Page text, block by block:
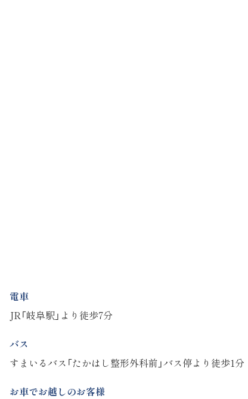
電車
JR「岐阜駅」より徒歩7分
バス
すまいるバス「たかはし整形外科前」バス停より徒歩1分
お車でお越しのお客様